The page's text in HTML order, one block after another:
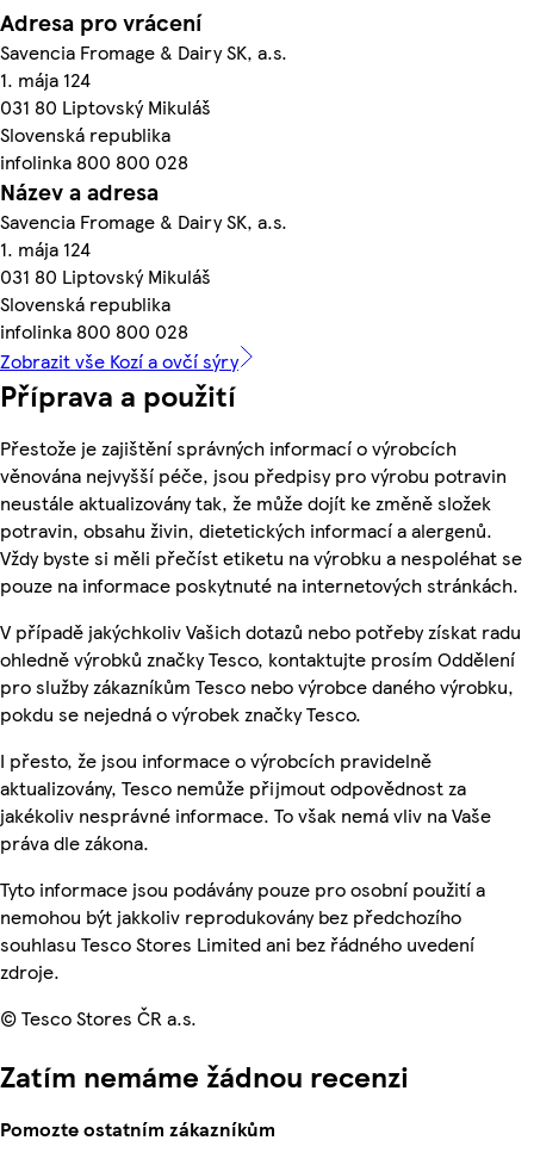
Adresa pro vrácení
Savencia Fromage & Dairy SK, a.s.
1. mája 124
031 80 Liptovský Mikuláš
Slovenská republika
infolinka 800 800 028
Název a adresa
Savencia Fromage & Dairy SK, a.s.
1. mája 124
031 80 Liptovský Mikuláš
Slovenská republika
infolinka 800 800 028
Zobrazit vše Kozí a ovčí sýry
Příprava a použití
Přestože je zajištění správných informací o výrobcích
věnována nejvyšší péče, jsou předpisy pro výrobu potravin
neustále aktualizovány tak, že může dojít ke změně složek
potravin, obsahu živin, dietetických informací a alergenů.
Vždy byste si měli přečíst etiketu na výrobku a nespoléhat se
pouze na informace poskytnuté na internetových stránkách.
V případě jakýchkoliv Vašich dotazů nebo potřeby získat radu
ohledně výrobků značky Tesco, kontaktujte prosím Oddělení
pro služby zákazníkům Tesco nebo výrobce daného výrobku,
pokdu se nejedná o výrobek značky Tesco.
I přesto, že jsou informace o výrobcích pravidelně
aktualizovány, Tesco nemůže přijmout odpovědnost za
jakékoliv nesprávné informace. To však nemá vliv na Vaše
práva dle zákona.
Tyto informace jsou podávány pouze pro osobní použití a
nemohou být jakkoliv reprodukovány bez předchozího
souhlasu Tesco Stores Limited ani bez řádného uvedení
zdroje.
© Tesco Stores ČR a.s.
Zatím nemáme žádnou recenzi
Pomozte ostatním zákazníkům